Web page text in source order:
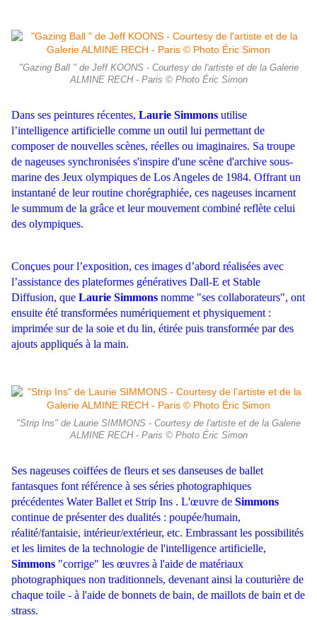
"Gazing Ball " de Jeff KOONS - Courtesy de l'artiste et de la Galerie
ALMINE RECH - Paris © Photo Éric Simon
Dans ses peintures récentes, Laurie Simmons utilise
l’intelligence artificielle comme un outil lui permettant de
composer de nouvelles scènes, réelles ou imaginaires. Sa troupe
de nageuses synchronisées s'inspire d'une scène d'archive sous-
marine des Jeux olympiques de Los Angeles de 1984. Offrant un
instantané de leur routine chorégraphiée, ces nageuses incarnent
le summum de la grâce et leur mouvement combiné reflète celui
des olympiques.
Conçues pour l’exposition, ces images d’abord réalisées avec
l’assistance des plateformes génératives Dall-E et Stable
Diffusion, que Laurie Simmons nomme "ses collaborateurs", ont
ensuite été transformées numériquement et physiquement :
imprimée sur de la soie et du lin, étirée puis transformée par des
ajouts appliqués à la main.
"Strip Ins" de Laurie SIMMONS - Courtesy de l'artiste et de la Galerie
ALMINE RECH - Paris © Photo Éric Simon
Ses nageuses coiffées de fleurs et ses danseuses de ballet
fantasques font référence à ses séries photographiques
précédentes Water Ballet et Strip Ins . L'œuvre de Simmons
continue de présenter des dualités : poupée/humain,
réalité/fantaisie, intérieur/extérieur, etc. Embrassant les possibilités
et les limites de la technologie de l'intelligence artificielle,
Simmons "corrige" les œuvres à l'aide de matériaux
photographiques non traditionnels, devenant ainsi la couturière de
chaque toile - à l'aide de bonnets de bain, de maillots de bain et de
strass.